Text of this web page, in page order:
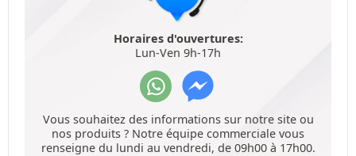
Horaires d'ouvertures:
Lun-Ven 9h-17h
Vous souhaitez des informations sur notre site ou
nos produits ? Notre équipe commerciale vous
renseigne du lundi au vendredi, de 09h00 à 17h00.